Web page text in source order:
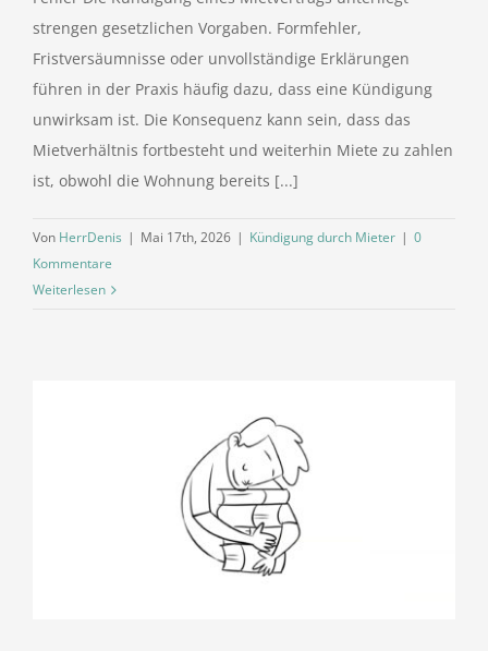
strengen gesetzlichen Vorgaben. Formfehler,
Fristversäumnisse oder unvollständige Erklärungen
führen in der Praxis häufig dazu, dass eine Kündigung
unwirksam ist. Die Konsequenz kann sein, dass das
Mietverhältnis fortbesteht und weiterhin Miete zu zahlen
ist, obwohl die Wohnung bereits [...]
Von HerrDenis | Mai 17th, 2026 | Kündigung durch Mieter | 0
Kommentare
Weiterlesen